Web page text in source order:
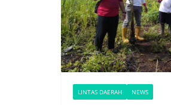
LINTAS DAERAH NEWS